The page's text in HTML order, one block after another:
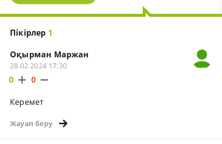
Пікірлер 1
Оқырман Маржан
28.02.2024 17:30
0 0
Керемет
Жауап беру